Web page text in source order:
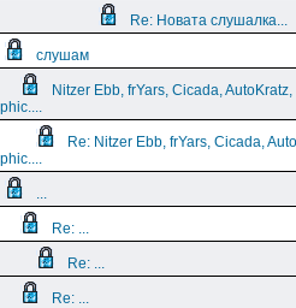
Re: Новата слушалка...
слушам
Nitzer Ebb, frYars, Cicada, AutoKratz,
Re: Nitzer Ebb, frYars, Cicada,
...
Re: ...
Re: ...
Re: ...